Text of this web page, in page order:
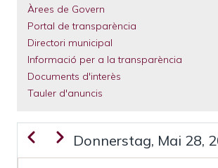
Àrees de Govern
Portal de transparència
Directori municipal
Informació per a la transparència
Documents d'interès
Tauler d'anuncis
Donnerstag, Mai 28,
Zurück Weiter